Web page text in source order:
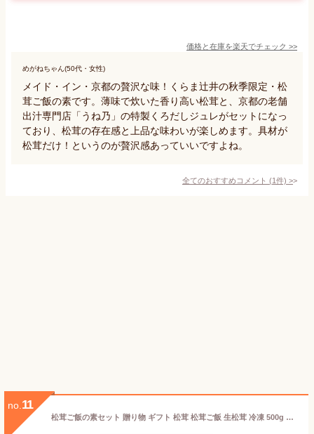
価格と在庫を楽天でチェック >>
めがねちゃん(50代・女性)
メイド・イン・京都の贅沢な味！くらま辻井の秋季限定・松
茸ご飯の素です。薄味で炊いた香り高い松茸と、京都の老舗
出汁専門店「うね乃」の特製くろだしジュレがセットになっ
ており、松茸の存在感と上品な味わいが楽しめます。具材が
松茸だけ！というのが贅沢感あっていいですよね。
全てのおすすめコメント (1件) >
no. 11
松茸ご飯の素セット 贈り物 ギフト 松茸 松茸ご飯 生松茸 冷凍 500g カット済み 土瓶蒸しにも 洗浄済み そのまま使える 高級料亭 マツタケ まつたけ 秋の味覚 プレゼント お祝い お返し 高級 無農薬 無添加 中国産